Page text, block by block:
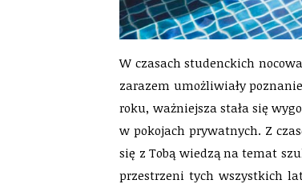
W czasach studenckich
zarazem umożliwiały
roku, ważniejsza stała się
w pokojach prywatnych. Z
się z Tobą wiedzą na temat
przestrzeni tych wszystkich